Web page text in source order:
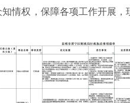
情权，保障各项工作开展